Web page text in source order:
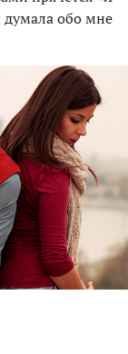
думала обо мне